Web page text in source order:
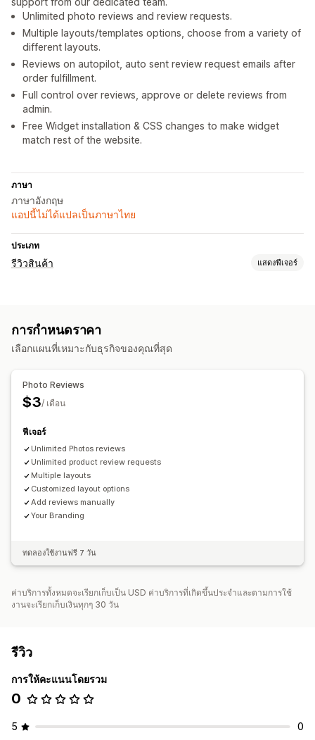
Unlimited photo reviews and review requests.
Multiple layouts/templates options, choose from a variety of
different layouts.
Reviews on autopilot, auto sent review request emails after
order fulfillment.
Full control over reviews, approve or delete reviews from
admin.
Free Widget installation & CSS changes to make widget
match rest of the website.
ภาษา
ภาษาอังกฤษ
แอปนี้ไม่ได้แปลเป็นภาษาไทย
ประเภท
รีวิวสินค้า แสดงฟีเจอร์
สรุปรีวิว
การกำหนดราคา
เลือกแผนที่เหมาะกับธุรกิจของคุณที่สุด
Photo Reviews
$3/ เดือน
ฟีเจอร์
Unlimited Photos reviews
Unlimited product review requests
Multiple layouts
Customized layout options
Add reviews manually
Your Branding
ทดลองใช้งานฟรี 7 วัน
ค่าบริการทั้งหมดจะเรียกเก็บเป็น USD ค่าบริการที่เกิดขึ้นประจำและตามการใช้
งานจะเรียกเก็บเงินทุกๆ 30 วัน
รีวิว
การให้คะแนนโดยรวม
0
5 0